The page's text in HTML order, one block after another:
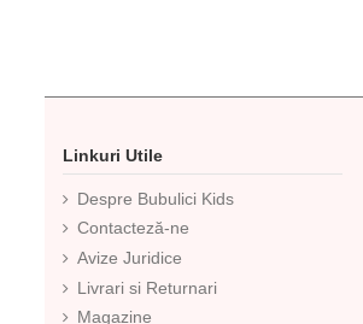
Linkuri Utile
Despre Bubulici Kids
Contacteză-ne
Avize Juridice
Livrari si Returnari
Magazine